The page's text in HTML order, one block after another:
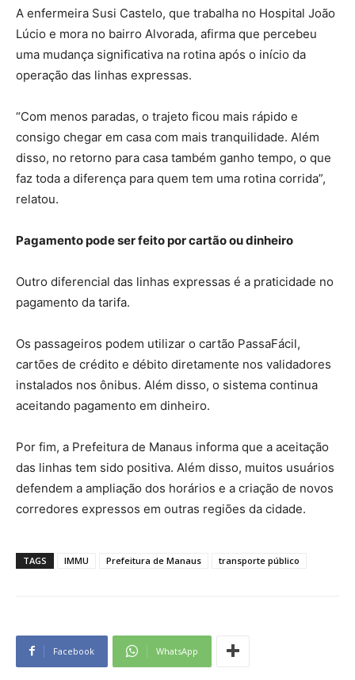
A enfermeira Susi Castelo, que trabalha no Hospital João
Lúcio e mora no bairro Alvorada, afirma que percebeu
uma mudança significativa na rotina após o início da
operação das linhas expressas.
“Com menos paradas, o trajeto ficou mais rápido e
consigo chegar em casa com mais tranquilidade. Além
disso, no retorno para casa também ganho tempo, o que
faz toda a diferença para quem tem uma rotina corrida”,
relatou.
Pagamento pode ser feito por cartão ou dinheiro
Outro diferencial das linhas expressas é a praticidade no
pagamento da tarifa.
Os passageiros podem utilizar o cartão PassaFácil,
cartões de crédito e débito diretamente nos validadores
instalados nos ônibus. Além disso, o sistema continua
aceitando pagamento em dinheiro.
Por fim, a Prefeitura de Manaus informa que a aceitação
das linhas tem sido positiva. Além disso, muitos usuários
defendem a ampliação dos horários e a criação de novos
corredores expressos em outras regiões da cidade.
TAGS IMMU Prefeitura de Manaus transporte público
Facebook WhatsApp